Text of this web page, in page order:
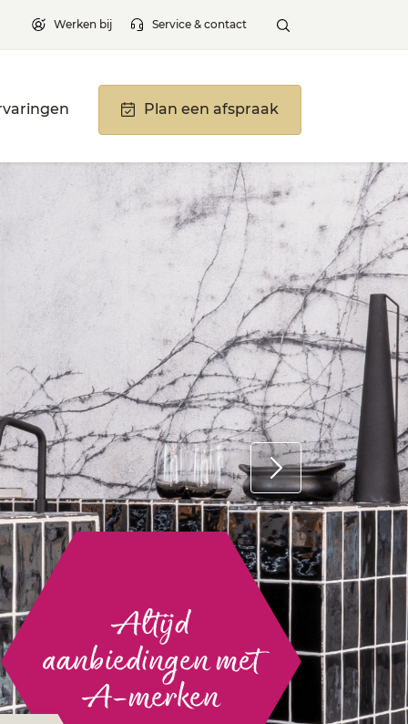
Werken bij Service & contact
Plan een afspraak
Altijd
aanbiedingen met
A-merken